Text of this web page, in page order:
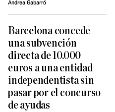
Andrea Gabarró
Barcelona concede
una subvención
directa de 10.000
euros a una entidad
independentista sin
pasar por el concurso
de ayudas